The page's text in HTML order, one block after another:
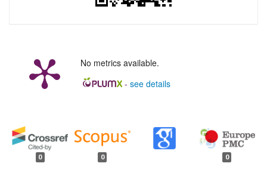
No metrics available.
- see details
0 0 0